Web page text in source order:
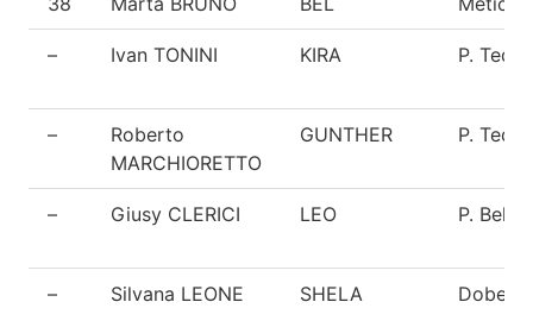
– Ivan TONINI KIRA P.
–
Roberto
MARCHIORETTO
GUNTHER P.
– Giusy CLERICI LEO P. Belga
– Silvana LEONE SHELA